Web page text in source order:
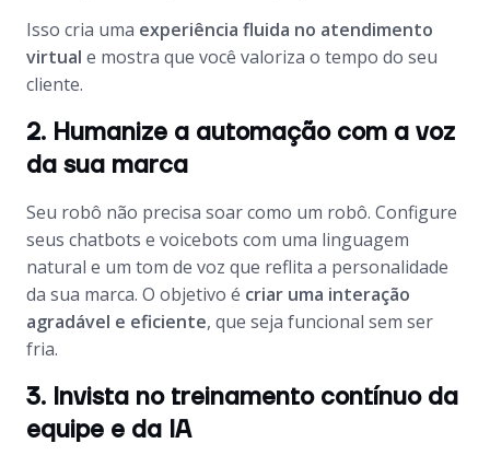
Isso cria uma experiência fluida no atendimento
virtual e mostra que você valoriza o tempo do seu
cliente.
2. Humanize a automação com a voz
da sua marca
Seu robô não precisa soar como um robô. Configure
seus chatbots e voicebots com uma linguagem
natural e um tom de voz que reflita a personalidade
da sua marca. O objetivo é criar uma interação
agradável e eficiente, que seja funcional sem ser
fria.
3. Invista no treinamento contínuo da
equipe e da IA